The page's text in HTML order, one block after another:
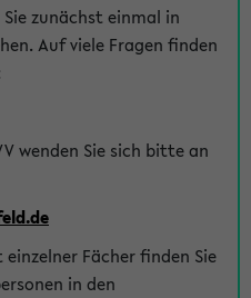
zunächst einmal in
Auf viele Fragen finden
wenden Sie sich bitte an
Fächer finden Sie
in den